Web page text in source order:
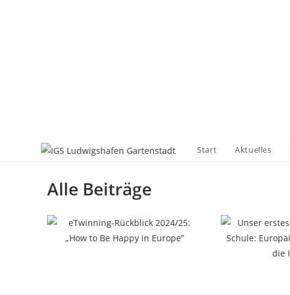
Start Aktuelles
Alle Beiträge